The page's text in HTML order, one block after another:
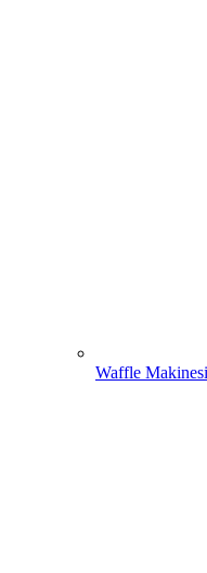
Waffle Makinesi